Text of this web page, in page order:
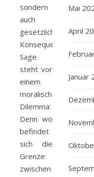
sondern
auch
gesetzliche
Konsequenzen.
Sage
steht vor
einem
moralischen
Dilemma:
Denn wo
befindet
sich die
Grenze
zwischen
Mai
April
Januar